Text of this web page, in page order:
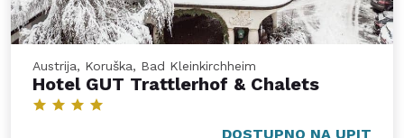
Austrija, Koruška, Bad Kleinkirchheim
Hotel GUT Trattlerhof & Chalets
DOSTUPNO NA UPIT